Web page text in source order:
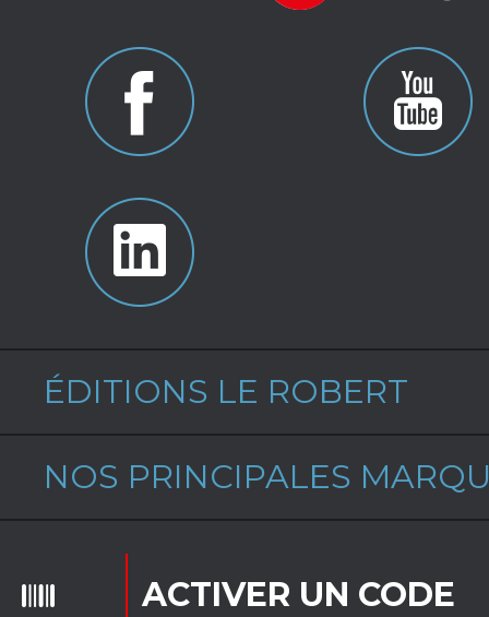
ÉDITIONS LE ROBERT
NOS PRINCIPALES
ACTIVER UN CODE